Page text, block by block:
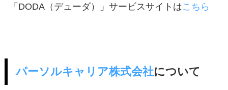
「DODA（デューダ）」サービスサイトはこちら
パーソルキャリア株式会社について